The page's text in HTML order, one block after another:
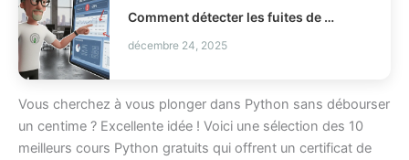
Comment détecter les fuites de profit en distribution ?
décembre 24, 2025
Vous cherchez à vous plonger dans Python sans débourser
un centime ? Excellente idée ! Voici une sélection des 10
meilleurs cours Python gratuits qui offrent un certificat de